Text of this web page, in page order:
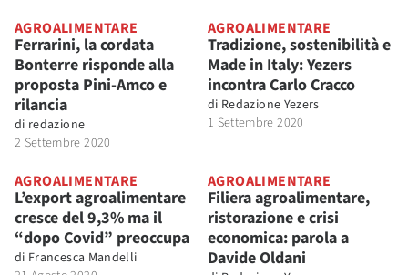
AGROALIMENTARE
Ferrarini, la cordata
Bonterre risponde alla
proposta Pini-Amco e
rilancia
di redazione
2 Settembre 2020
AGROALIMENTARE
Tradizione, sostenibilità e
Made in Italy: Yezers
incontra Carlo Cracco
di Redazione Yezers
1 Settembre 2020
AGROALIMENTARE
L’export agroalimentare
cresce del 9,3% ma il
“dopo Covid” preoccupa
di Francesca Mandelli
AGROALIMENTARE
Filiera agroalimentare,
ristorazione e crisi
economica: parola a
Davide Oldani